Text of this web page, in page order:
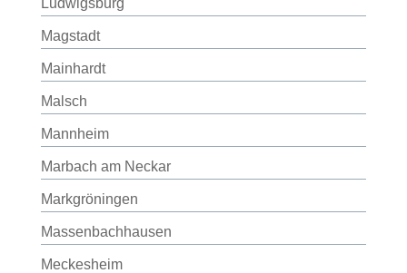
Ludwigsburg
Magstadt
Mainhardt
Malsch
Mannheim
Marbach am Neckar
Markgröningen
Massenbachhausen
Meckesheim